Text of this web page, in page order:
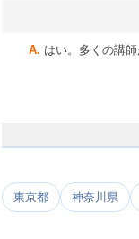
はい。多くの講
東京都 神奈川県